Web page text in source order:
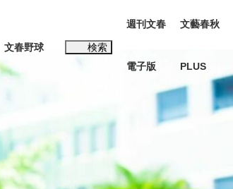
文春野球 検索
週刊文春
電子版
文藝春秋
PLUS